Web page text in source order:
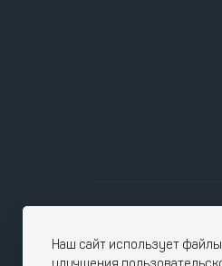
Наш сайт использует